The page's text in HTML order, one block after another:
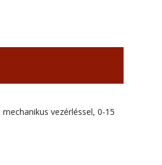
vezérléssel, 0-15